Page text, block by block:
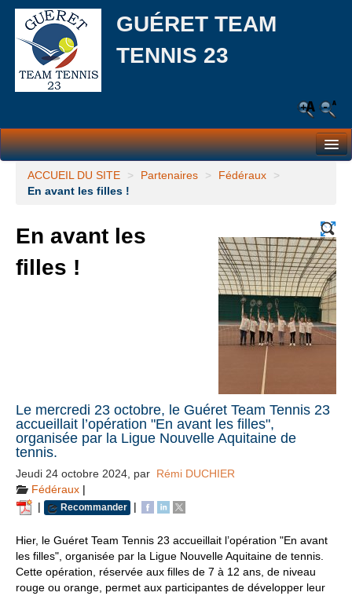
GUÉRET TEAM
TENNIS 23
Le Club
L’école de tennis
Responsabilité Sociale et Environnementale (RSE)
ACCUEIL DU SITE > Partenaires > Fédéraux
>
En avant les filles !
En avant les
filles !
Le mercredi 23 octobre, le Guéret Team Tennis 23
accueillait l’opération "En avant les filles",
organisée par la Ligue Nouvelle Aquitaine de
tennis.
Jeudi 24 octobre 2024 par Rémi DUCHIER
Fédéraux |
|
Recommander |
Hier, le Guéret Team Tennis 23 accueillait l’opération "En avant
les filles", organisée par la Ligue Nouvelle Aquitaine de tennis.
Cette opération, réservée aux filles de 7 à 12 ans, de niveau
rouge ou orange, permet aux participantes de développer leur